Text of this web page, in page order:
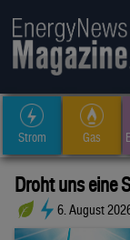
Strom Gas
Droht uns eine
6. August